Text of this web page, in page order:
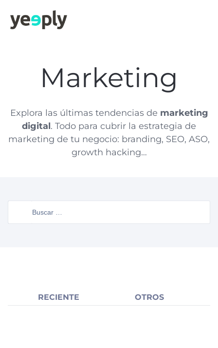
Marketing
Explora las últimas tendencias de marketing
digital. Todo para cubrir la estrategia de
marketing de tu negocio: branding, SEO, ASO,
growth hacking…
RECIENTE OTROS